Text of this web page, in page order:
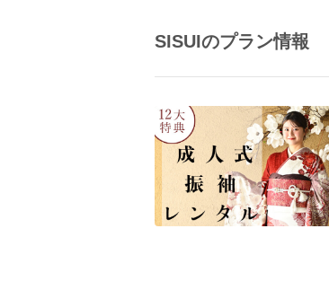
SISUIのプラン情報